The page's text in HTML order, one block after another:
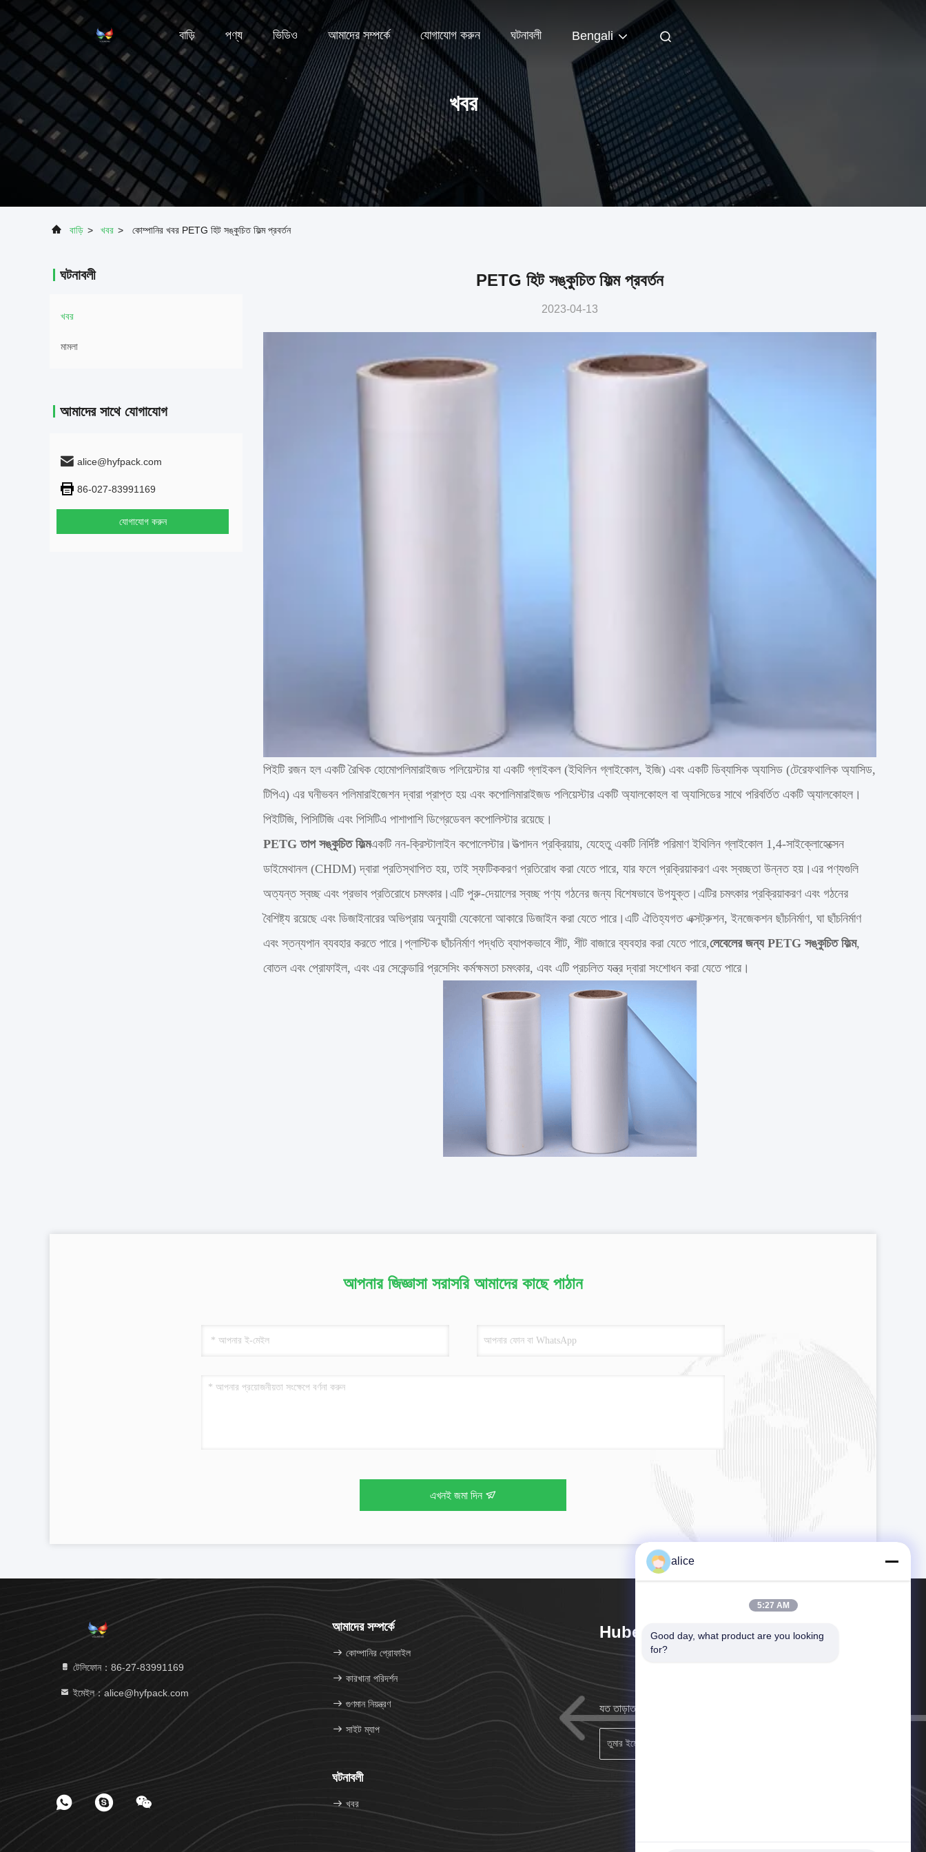
বাড়ি পণ্য ভিডিও আমাদের সম্পর্কে যোগাযোগ করুন ঘটনাবলী Bengali
খবর
বাড়ি > খবর > কোম্পানির খবর PETG হিট সঙ্কুচিত ফিল্ম প্রবর্তন
ঘটনাবলী
খবর
মামলা
আমাদের সাথে যোগাযোগ
alice@hyfpack.com
86-027-83991169
যোগাযোগ করুন
PETG হিট সঙ্কুচিত ফিল্ম প্রবর্তন
2023-04-13
পিইটি রজন হল একটি রৈখিক হোমোপলিমারাইজড পলিয়েস্টার যা একটি গ্লাইকল (ইথিলিন গ্লাইকোল, ইজি) এবং একটি ডিব্যাসিক অ্যাসিড (টেরেফথালিক অ্যাসিড,
টিপিএ) এর ঘনীভবন পলিমারাইজেশন দ্বারা প্রাপ্ত হয় এবং কপোলিমারাইজড পলিয়েস্টার একটি অ্যালকোহল বা অ্যাসিডের সাথে পরিবর্তিত একটি অ্যালকোহল।
পিইটিজি, পিসিটিজি এবং পিসিটিএ পাশাপাশি ডিগ্রেডেবল কপোলিস্টার রয়েছে।
PETG তাপ সঙ্কুচিত ফিল্মএকটি নন-ক্রিস্টালাইন কপোলেস্টার।উত্পাদন প্রক্রিয়ায়, যেহেতু একটি নির্দিষ্ট পরিমাণ ইথিলিন গ্লাইকোল 1,4-সাইক্লোহেক্সেন
ডাইমেথানল (CHDM) দ্বারা প্রতিস্থাপিত হয়, তাই স্ফটিককরণ প্রতিরোধ করা যেতে পারে, যার ফলে প্রক্রিয়াকরণ এবং স্বচ্ছতা উন্নত হয়।এর পণ্যগুলি
অত্যন্ত স্বচ্ছ এবং প্রভাব প্রতিরোধে চমৎকার।এটি পুরু-দেয়ালের স্বচ্ছ পণ্য গঠনের জন্য বিশেষভাবে উপযুক্ত।এটির চমৎকার প্রক্রিয়াকরণ এবং গঠনের
বৈশিষ্ট্য রয়েছে এবং ডিজাইনারের অভিপ্রায় অনুযায়ী যেকোনো আকারে ডিজাইন করা যেতে পারে।এটি ঐতিহ্যগত এক্সট্রুশন, ইনজেকশন ছাঁচনির্মাণ, ঘা ছাঁচনির্মাণ
এবং স্তন্যপান ব্যবহার করতে পারে।প্লাস্টিক ছাঁচনির্মাণ পদ্ধতি ব্যাপকভাবে শীট, শীট বাজারে ব্যবহার করা যেতে পারে,লেবেলের জন্য PETG সঙ্কুচিত ফিল্ম,
বোতল এবং প্রোফাইল, এবং এর সেকেন্ডারি প্রসেসিং কর্মক্ষমতা চমৎকার, এবং এটি প্রচলিত যন্ত্র দ্বারা সংশোধন করা যেতে পারে।
আপনার জিজ্ঞাসা সরাসরি আমাদের কাছে পাঠান
এখনই জমা দিন
টেলিফোন：86-27-83991169
ইমেইল：alice@hyfpack.com
আমাদের সম্পর্কে
কোম্পানির প্রোফাইল
কারখানা পরিদর্শন
গুণমান নিয়ন্ত্রণ
সাইট ম্যাপ
ঘটনাবলী
খবর
Hubei HYF Packaging Co., Ltd.
যত তাড়াতাড়ি সম্ভব আমরা আপনার কাছে ফিরে আসব।
alice
5:27 AM
Good day, what product are you looking
for?